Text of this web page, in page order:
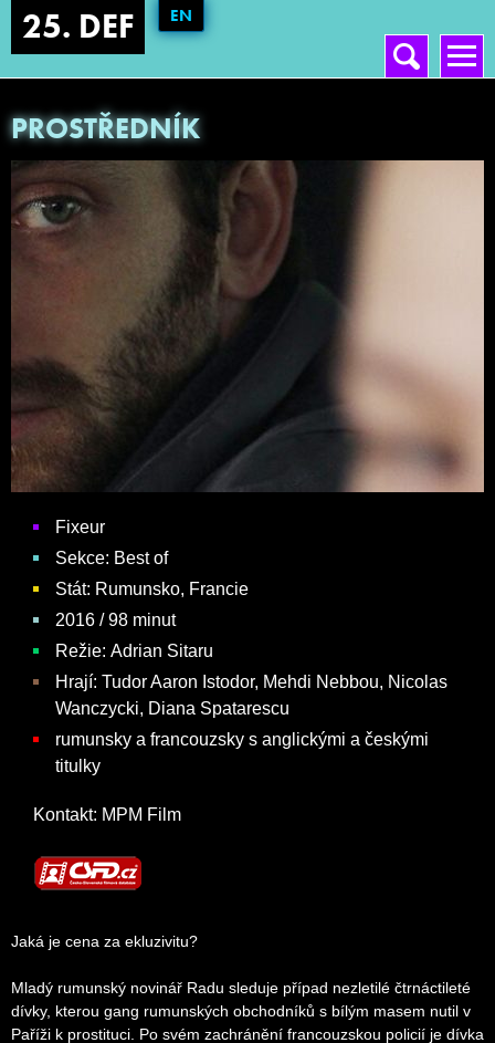
EN
25. DEF Hlavní menu
Vyhledávání
PROSTŘEDNÍK
Fixeur
Sekce: Best of
Stát: Rumunsko, Francie
2016 / 98 minut
Režie: Adrian Sitaru
Hrají: Tudor Aaron Istodor, Mehdi Nebbou, Nicolas
Wanczycki, Diana Spatarescu
rumunsky a francouzsky s anglickými a českými
titulky
Kontakt: MPM Film
Jaká je cena za ekluzivitu?
Mladý rumunský novinář Radu sleduje případ nezletilé čtrnáctileté
dívky, kterou gang rumunských obchodníků s bílým masem nutil v
Paříži k prostituci. Po svém zachránění francouzskou policií je dívka